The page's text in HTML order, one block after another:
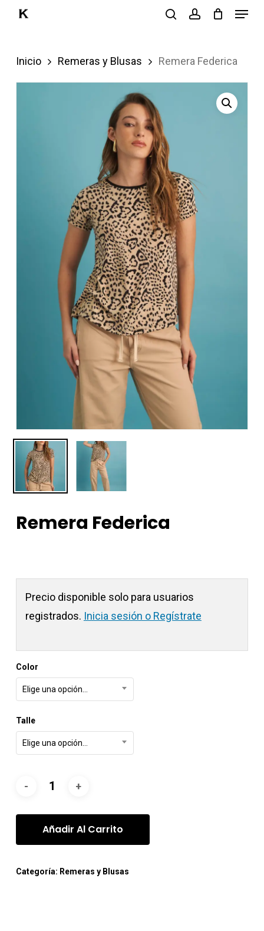
Skip
content
Menu
Inicio Remeras y Blusas Remera Federica
Remera Federica
Precio disponible solo para usuarios
registrados. Inicia sesión o Regístrate
Color
Elige una opción…
Talle
Elige una opción…
Añadir Al Carrito
Categoría: Remeras y Blusas
Menu